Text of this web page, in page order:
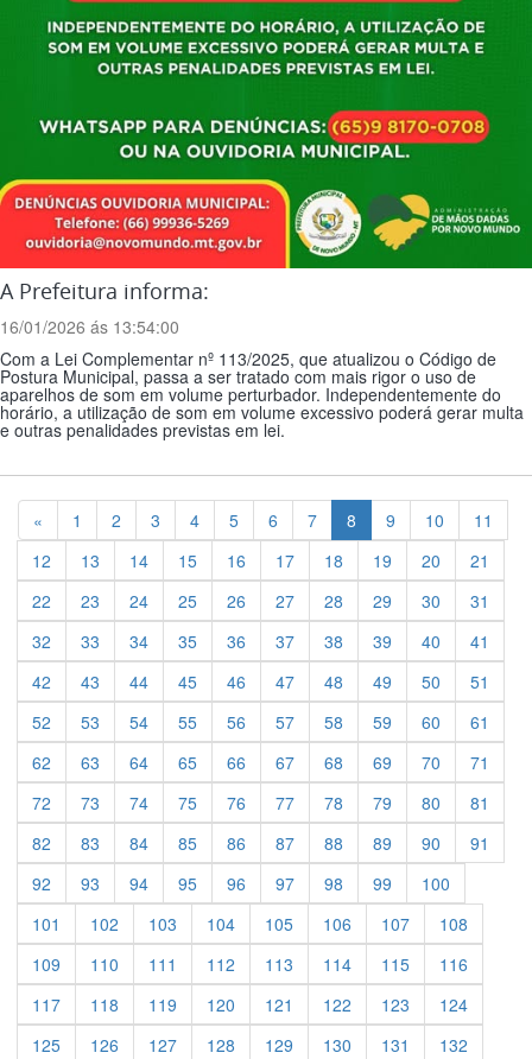
A Prefeitura informa:
16/01/2026 ás 13:54:00
Com a Lei Complementar nº 113/2025, que atualizou o Código de
Postura Municipal, passa a ser tratado com mais rigor o uso de
aparelhos de som em volume perturbador. Independentemente do
horário, a utilização de som em volume excessivo poderá gerar multa
e outras penalidades previstas em lei.
« Previous
1 2 3 4 5 6 7 8 9 10
11
12
13 14 15 16 17 18 19 20
21
22
23 24 25 26 27 28 29 30
31
32
33 34 35 36 37 38 39 40
41
42
43 44 45 46 47 48 49 50
51
52
53 54 55 56 57 58 59 60
61
62
63 64 65 66 67 68 69 70
71
72
73 74 75 76 77 78 79 80
81
82
83 84 85 86 87 88 89 90
91
92
93 94 95 96 97 98 99
100
101
102 103 104 105 106 107
108
109
110 111 112 113 114 115
116
117
118 119 120 121 122 123
124
125
126 127 128 129 130 131
132